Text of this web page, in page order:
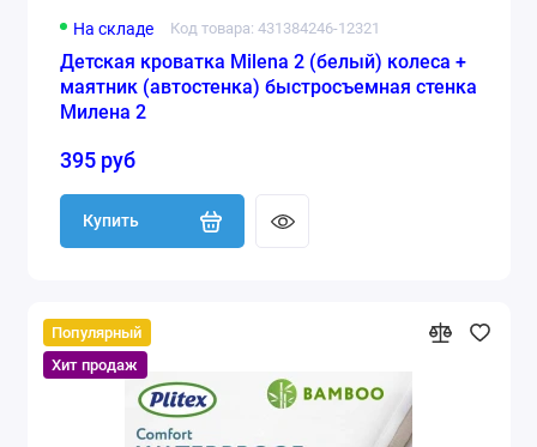
На складе Код товара: 431384246-12321
Детская кроватка Milena 2 (белый) колеса +
маятник (автостенка) быстросъемная стенка
Милена 2
395 руб
Купить
Популярный
Хит продаж